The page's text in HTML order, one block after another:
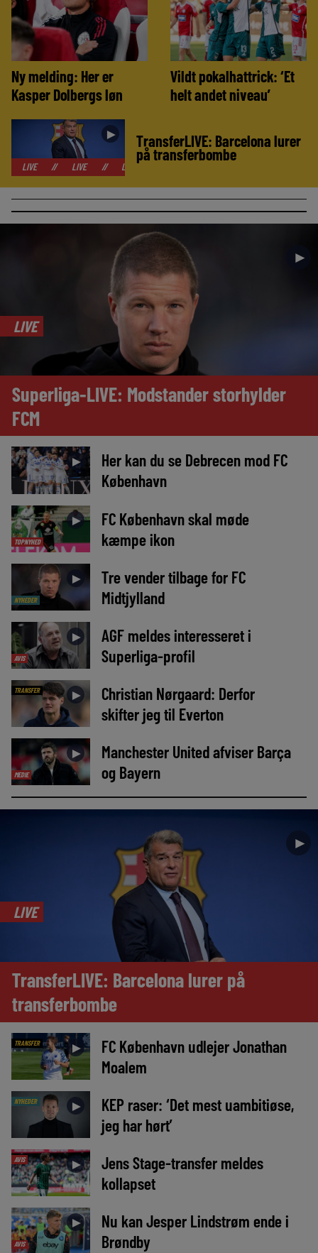
Ny melding: Her er
Kasper Dolbergs løn
Vildt pokalhattrick: ‘Et
helt andet niveau’
►
LIVE LIVE // LIVE
TransferLIVE: Barcelona lurer
på transferbombe
►
LIVE
Superliga-LIVE: Modstander storhylder
FCM
►
Her kan du se Debrecen mod FC
København
TOPNYHED
►
FC København skal møde
kæmpe ikon
NYHEDER
►
Tre vender tilbage for FC
Midtjylland
AVIS
►
AGF meldes interesseret i
Superliga-profil
TRANSFER ►
Christian Nørgaard: Derfor
skifter jeg til Everton
MEDIE
►
Manchester United afviser Barça
og Bayern
►
LIVE
TransferLIVE: Barcelona lurer på
transferbombe
TRANSFER ►
FC København udlejer Jonathan
Moalem
NYHEDER ►
KEP raser: ‘Det mest uambitiøse,
jeg har hørt’
AVIS ►
Jens Stage-transfer meldes
kollapset
AVIS
►
Nu kan Jesper Lindstrøm ende i
Brøndby